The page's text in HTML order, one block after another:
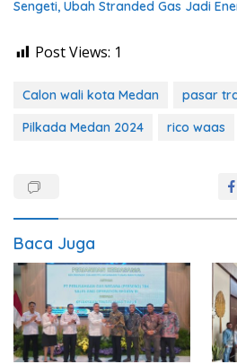
Sengeti, Ubah Stranded Gas Jadi
Post Views: 1
Calon wali kota Medan
pasar
Pilkada Medan 2024
rico waas
Baca Juga